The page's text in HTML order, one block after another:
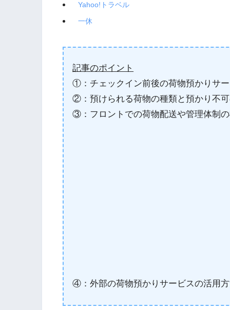
Yahoo!トラベル
一休
記事のポイント
①：チェックイン前後の荷物預かりサ
②：預けられる荷物の種類と預かり不
③：フロントでの荷物配送や管理体制
④：外部の荷物預かりサービスの活用